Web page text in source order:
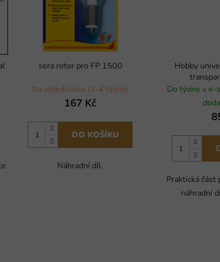
sera rotor pro FP 1500
Na objednávku (1-4 týdny)
167 Kč
DO KOŠÍKU
Náhradní díl.
Hobby
Do týdne v e-
Praktická
náhradní